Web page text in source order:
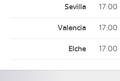
17:00
17:00
17:00